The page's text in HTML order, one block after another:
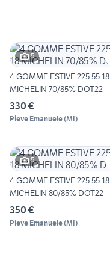
5
4 GOMME ESTIVE 225 55 18
MICHELIN 70/85% DOT22
330 €
Pieve Emanuele(MI)
5
4 GOMME ESTIVE 225 55 18
MICHELIN 80/85% DOT22
350 €
Pieve Emanuele(MI)